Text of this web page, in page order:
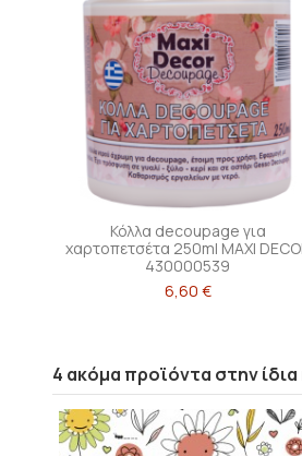
Κόλλα decoupage για
χαρτοπετσέτα 250ml MAXI
430000539
6,60 €
4 ακόμα προϊόντα στην